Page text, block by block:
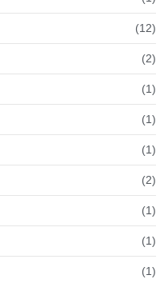
(12)
(2)
(1)
(1)
(1)
(2)
(1)
(1)
(1)